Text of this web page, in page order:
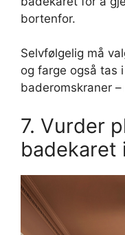
bortenfor.
Selvfølgelig må
og farge også tas
baderomskraner
7. Vurder
badekaret